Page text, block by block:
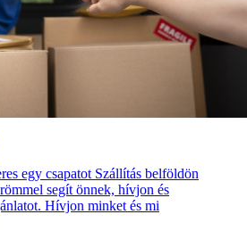
egy csapatot Szállítás belföldön
segít önnek, hívjon és
Hívjon minket és mi